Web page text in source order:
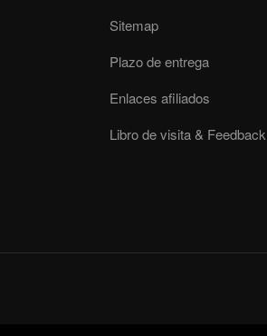
Sitemap
Plazo de entrega
Enlaces afiliados
Libro de visita & Feedback